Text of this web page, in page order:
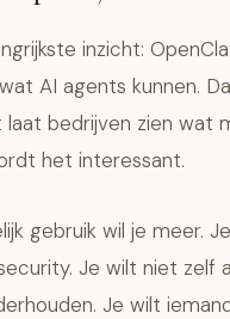
inzicht:
AI agents kunnen.
laat bedrijven zien wat
het interessant.
gebruik wil je meer.
Je wilt niet zelf
Je wilt